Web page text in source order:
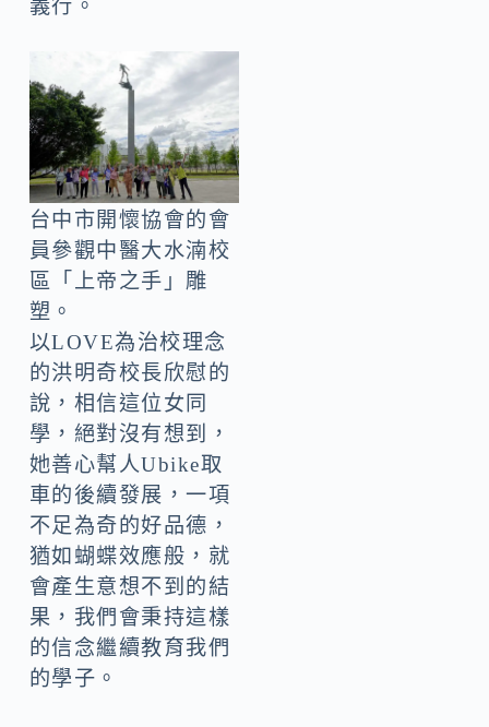
義行。
台中市開懷協會的會
員參觀中醫大水湳校
區「上帝之手」雕
塑。
以LOVE為治校理念
的洪明奇校長欣慰的
說，相信這位女同
學，絕對沒有想到，
她善心幫人Ubike取
車的後續發展，一項
不足為奇的好品德，
猶如蝴蝶效應般，就
會產生意想不到的結
果，我們會秉持這樣
的信念繼續教育我們
的學子。